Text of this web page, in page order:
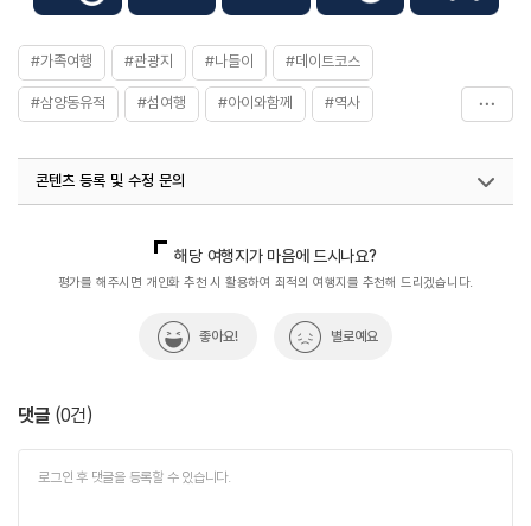
#가족여행 #관광지 #나들이 #데이트코스
#삼양동유적 #섬여행 #아이와함께 #역사
#전통&역사문화체험
#친구와함께 #힐링
콘텐츠 등록 및 수정 문의
열린관광콘텐츠팀(열린관광-모두의여행)
033-738-3425
해당 여행지가 마음에 드시나요?
평가를 해주시면 개인화 추천 시 활용하여 최적의 여행지를 추천해 드리겠습니다.
좋아요! 별로예요
댓글 (0건)